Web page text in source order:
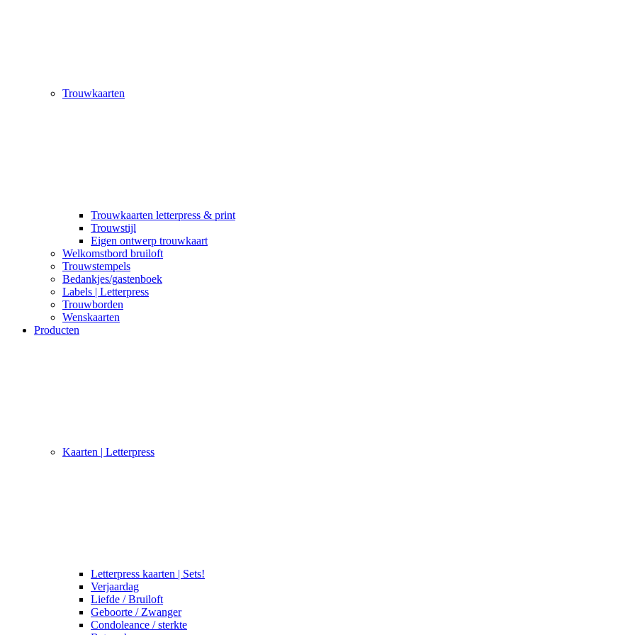
Trouwkaarten
Trouwkaarten letterpress & print
Trouwstijl
Eigen ontwerp trouwkaart
Welkomstbord bruiloft
Trouwstempels
Bedankjes/gastenboek
Labels | Letterpress
Trouwborden
Wenskaarten
Producten
Kaarten | Letterpress
Letterpress kaarten | Sets!
Verjaardag
Liefde / Bruiloft
Geboorte / Zwanger
Condoleance / sterkte